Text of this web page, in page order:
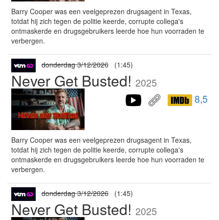
Barry Cooper was een veelgeprezen drugsagent in Texas,
totdat hij zich tegen de politie keerde, corrupte collega's
ontmaskerde en drugsgebruikers leerde hoe hun voorraden te
verbergen.
donderdag 3/12/2026 (1:45)
Never Get Busted! 2025
8,5
Barry Cooper was een veelgeprezen drugsagent in Texas,
totdat hij zich tegen de politie keerde, corrupte collega's
ontmaskerde en drugsgebruikers leerde hoe hun voorraden te
verbergen.
donderdag 3/12/2026 (1:45)
Never Get Busted! 2025